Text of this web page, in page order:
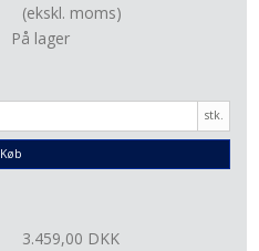
(ekskl. moms)
På lager
stk.
Køb
3.459,00 DKK